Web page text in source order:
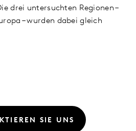
drei untersuchten Regionen –
– wurden dabei gleich
SIE UNS